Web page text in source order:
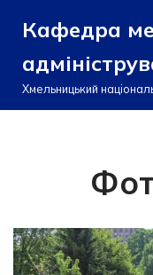
Перейти
до
вмісту
Кафедра
Хмельницький